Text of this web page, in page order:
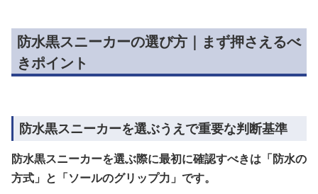
防水黒スニーカーの選び方｜まず押さえるべ
きポイント
防水黒スニーカーを選ぶうえで重要な判断基準
防水黒スニーカーを選ぶ際に最初に確認すべきは「防水の
方式」と「ソールのグリップ力」です。